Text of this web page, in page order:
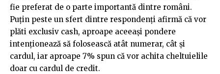
fie preferat de o parte importantă dintre români.
Puțin peste un sfert dintre respondenți afirmă că vor
plăti exclusiv cash, aproape aceeași pondere
intenționează să folosească atât numerar, cât și
cardul, iar aproape 7% spun că vor achita cheltuielile
doar cu cardul de credit.